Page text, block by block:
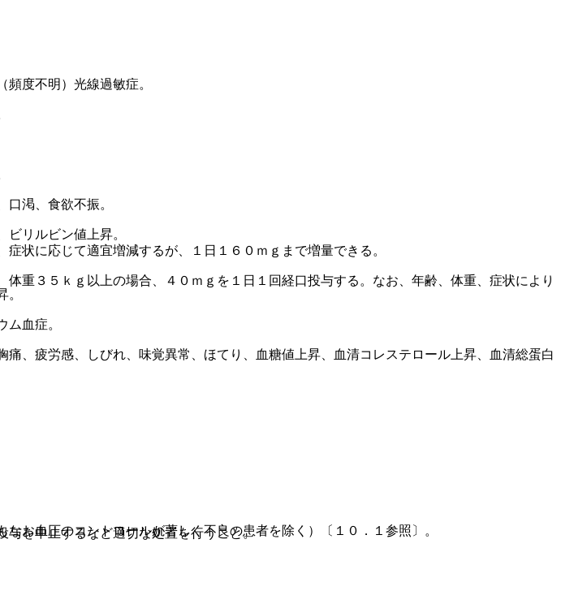
度不明）光線過敏症。
渇、食欲不振。
リルビン値上昇。
血症。
、疲労感、しびれ、味覚異常、ほてり、血糖値上昇、血清コレステロール上昇、血清総蛋白
お血圧のコントロールが著しく不良の患者を除く）〔１０．１参照〕。
状に応じて適宜増減するが、１日１６０ｍｇまで増量できる。
重３５ｋｇ以上の場合、４０ｍｇを１日１回経口投与する。なお、年齢、体重、症状により
与を中止するなど適切な処置を行うこと。